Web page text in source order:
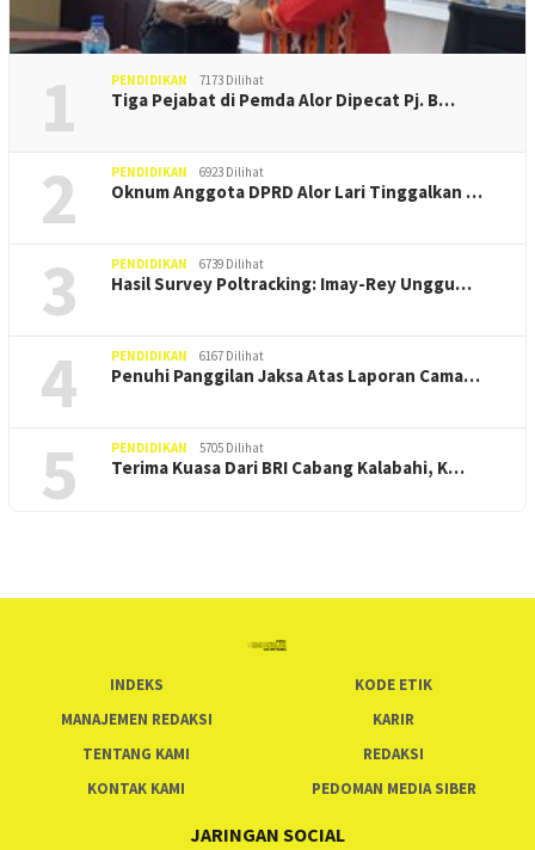
1 PENDIDIKAN 7173 Dilihat
Tiga Pejabat di Pemda Alor Dipecat Pj. B…
2 PENDIDIKAN 6923 Dilihat
Oknum Anggota DPRD Alor Lari Tinggalkan …
3 PENDIDIKAN 6739 Dilihat
Hasil Survey Poltracking: Imay-Rey Unggu…
4 PENDIDIKAN 6167 Dilihat
Penuhi Panggilan Jaksa Atas Laporan Cama…
5 PENDIDIKAN 5705 Dilihat
Terima Kuasa Dari BRI Cabang Kalabahi, K…
INDEKS
KODE ETIK
MANAJEMEN REDAKSI
KARIR
TENTANG KAMI
REDAKSI
KONTAK KAMI
PEDOMAN MEDIA SIBER
JARINGAN SOCIAL